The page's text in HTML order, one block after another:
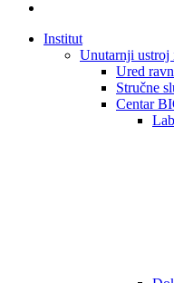
Institut
Unutarnji ustroj
Ured
Stručne
Centar